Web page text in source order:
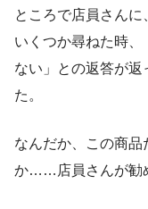
ところで店員さん
いくつか尋ねた時、
ない」との返答が返
た。
なんだか、この商品
か……店員さんが勧